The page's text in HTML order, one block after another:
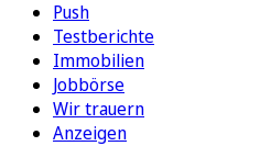
Push
Testberichte
Immobilien
Jobbörse
Wir trauern
Anzeigen